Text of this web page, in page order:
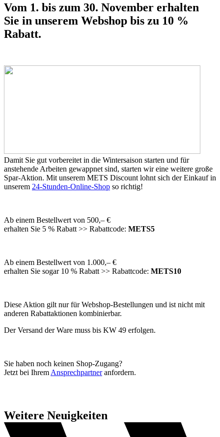
Vom 1. bis zum 30. November erhalten
Sie in unserem Webshop bis zu 10 %
Rabatt.
Damit Sie gut vorbereitet in die Wintersaison starten und für
anstehende Arbeiten gewappnet sind, starten wir eine weitere große
Spar-Aktion. Mit unserem METS Discount lohnt sich der Einkauf in
unserem 24-Stunden-Online-Shop so richtig!
Ab einem Bestellwert von 500,– €
erhalten Sie 5 % Rabatt >> Rabattcode: METS5
Ab einem Bestellwert von 1.000,– €
erhalten Sie sogar 10 % Rabatt >> Rabattcode: METS10
Diese Aktion gilt nur für Webshop-Bestellungen und ist nicht mit
anderen Rabattaktionen kombinierbar.
Der Versand der Ware muss bis KW 49 erfolgen.
Sie haben noch keinen Shop-Zugang?
Jetzt bei Ihrem Ansprechpartneranfordern.
Weitere Neuigkeiten